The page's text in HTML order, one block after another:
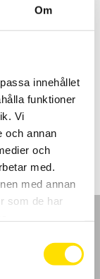
Om
innehållet
funktioner
Vi
och annan
och
med.
med annan
som de har
fås
MER